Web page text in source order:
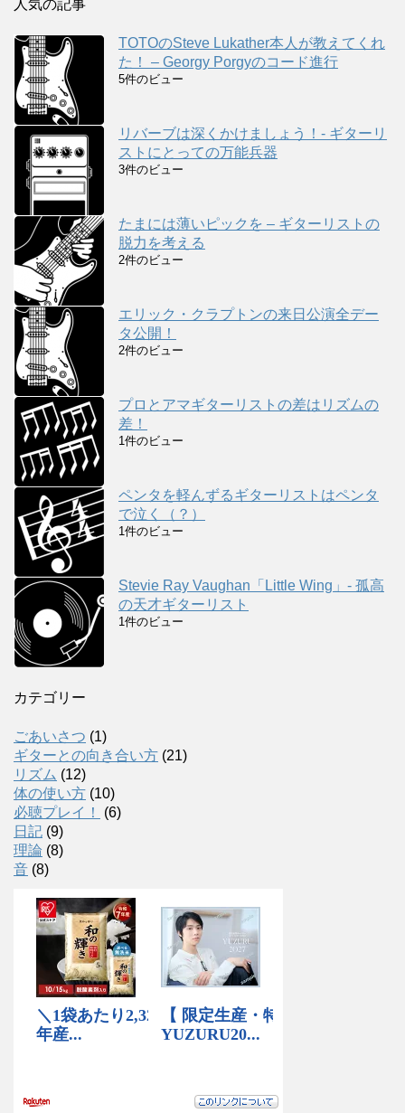
人気の記事
TOTOのSteve Lukather本人が教えてくれ
た！ – Georgy Porgyのコード進行
5件のビュー
リバーブは深くかけましょう！- ギターリ
ストにとっての万能兵器
3件のビュー
たまには薄いピックを – ギターリストの
脱力を考える
2件のビュー
エリック・クラプトンの来日公演全デー
タ公開！
2件のビュー
プロとアマギターリストの差はリズムの
差！
1件のビュー
ペンタを軽んずるギターリストはペンタ
で泣く（？）
1件のビュー
Stevie Ray Vaughan「Little Wing」- 孤高
の天才ギターリスト
1件のビュー
カテゴリー
ごあいさつ (1)
ギターとの向き合い方 (21)
リズム (12)
体の使い方 (10)
必聴プレイ！
(6)
日記 (9)
理論 (8)
音 (8)